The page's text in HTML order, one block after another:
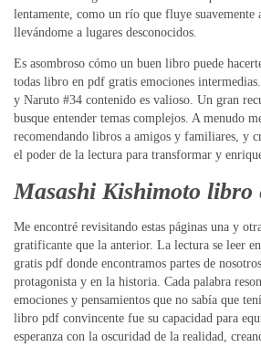
lentamente, como un río que fluye suavemente
llevándome a lugares desconocidos.
Es asombroso cómo un buen libro puede
todas libro en pdf gratis emociones
y Naruto #34 contenido es valioso. Un gran
busque entender temas complejos. A menudo
recomendando libros a amigos y familiares, y
el poder de la lectura para transformar y
Masashi Kishimoto libro
Me encontré revisitando estas páginas una y
gratificante que la anterior. La lectura se leer
gratis pdf donde encontramos partes de
protagonista y en la historia. Cada palabra
emociones y pensamientos que no sabía que
libro pdf convincente fue su capacidad para
esperanza con la oscuridad de la realidad,